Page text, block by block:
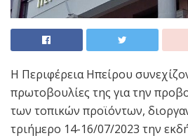
Η Περιφέρεια Ηπείρου
πρωτοβουλίες της για την
των τοπικών προϊόντων,
τριήμερο 14-16/07/2023 την